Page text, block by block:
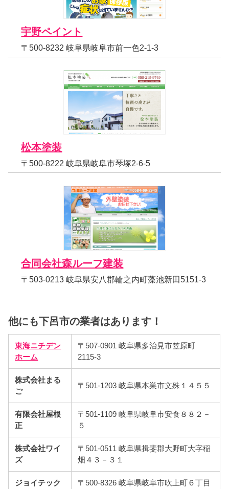
宇野ペイント
〒500-8232 岐阜県岐阜市前一色2-1-3
松本塗装
〒500-8222 岐阜県岐阜市琴塚2-6-5
合同会社森ルーフ建装
〒503-0213 岐阜県安八郡輪之内町藻池新田5151-3
他にも下呂市の業者はあります！
東海ニチデン
ホーム
〒507-0901 岐阜県多治見市笠原町
2115-3
株式会社まる
ご
〒501-1203 岐阜県本巣市文殊１４５５
有限会社屋根
正
〒501-1109 岐阜県岐阜市安食８８２－
５
株式会社ワイ
ズ
〒501-0511 岐阜県揖斐郡大野町大字稲
畑４３－３１
ジョイテック
〒500-8326 岐阜県岐阜市吹上町６丁目